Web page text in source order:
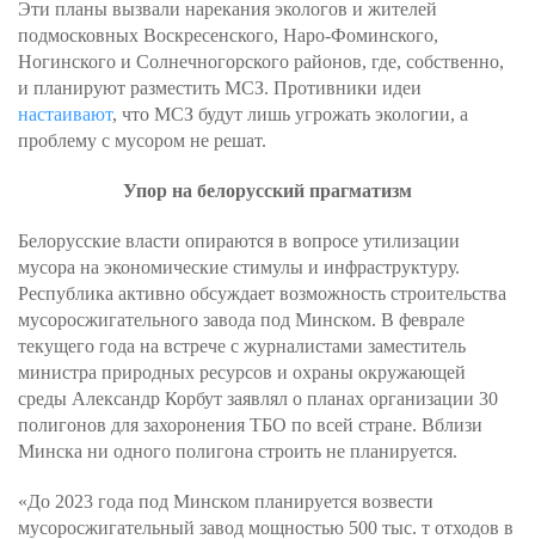
Эти планы вызвали нарекания экологов и жителей
подмосковных Воскресенского, Наро-Фоминского,
Ногинского и Солнечногорского районов, где, собственно,
и планируют разместить МСЗ. Противники идеи
настаивают, что МСЗ будут лишь угрожать экологии, а
проблему с мусором не решат.
Упор на белорусский прагматизм
Белорусские власти опираются в вопросе утилизации
мусора на экономические стимулы и инфраструктуру.
Республика активно обсуждает возможность строительства
мусоросжигательного завода под Минском. В феврале
текущего года на встрече с журналистами заместитель
министра природных ресурсов и охраны окружающей
среды Александр Корбут заявлял о планах организации 30
полигонов для захоронения ТБО по всей стране. Вблизи
Минска ни одного полигона строить не планируется.
«До 2023 года под Минском планируется возвести
мусоросжигательный завод мощностью 500 тыс. т отходов в